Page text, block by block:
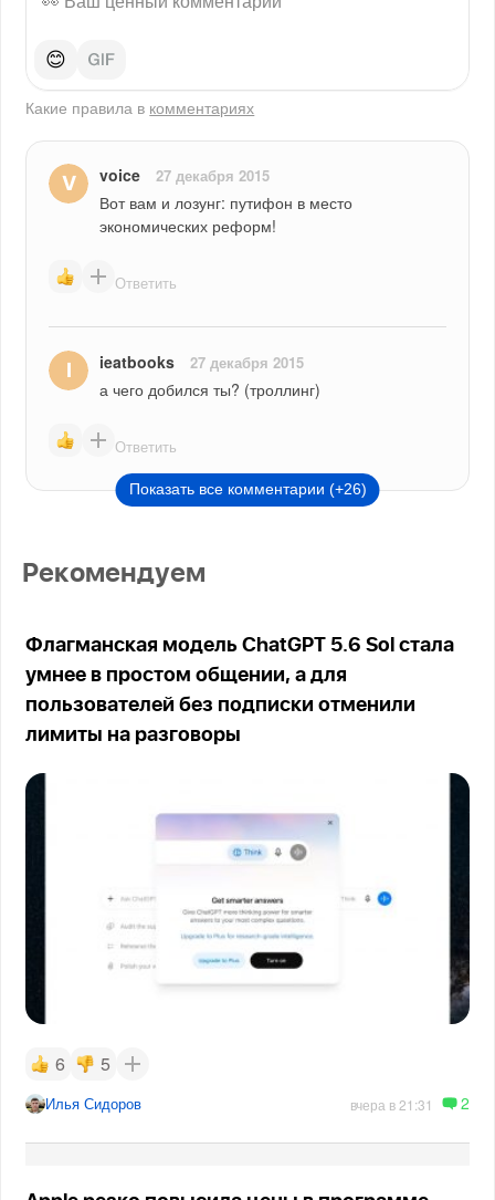
😊
Какие правила в комментариях
voice 27 декабря 2015
Вот вам и лозунг: путифон в место
экономических реформ!
Ответить
ieatbooks 27 декабря 2015
а чего добился ты? (троллинг)
Ответить
Показать все комментарии (+26)
Рекомендуем
Флагманская модель ChatGPT 5.6 Sol стала
умнее в простом общении, а для
пользователей без подписки отменили
лимиты на разговоры
6 5
Илья Сидоров вчера в 21:31 2